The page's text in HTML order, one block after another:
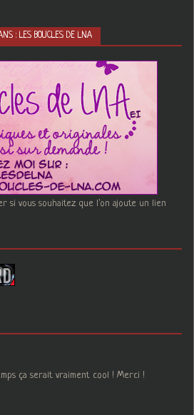
: LES BOUCLES DE LNA
si vous souhaitez que l'on ajoute un lien
ça serait vraiment cool ! Merci !